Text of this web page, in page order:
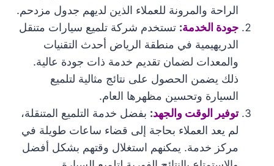
الراحة والمرونة للعملاء الذين لديهم جدول مزدحم.
جودة الخدمة: تستخدم شركة تلميع سيارات متنقل
الدريهيمية في منطقة الرياض أحدث التقنيات
والمعدات لضمان تقديم خدمة ذات جودة عالية.
ذلك يضمن الحصول على نتائج مثالية لتلميع
السيارة وتحسين مظهرها العام.
توفير الوقت والجهد: بفضل خدمة التلميع المتنقلة،
لم يعد العملاء بحاجة إلى قضاء ساعات طويلة في
مركز خدمة. يمكنهم استغلال وقتهم بشكل أفضل